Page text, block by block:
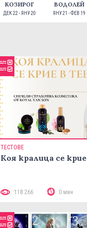
КОЗИРОГ
ДЕК 22 - ЯНУ 20
ВОДОЛЕЙ
ЯНУ 21 - ФЕВ 19
ТЕСТОВЕ
Коя кралица се
118 266 0 мин